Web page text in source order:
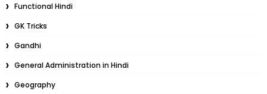
Functional Hindi
GK Tricks
Gandhi
General Administration in Hindi
Geography